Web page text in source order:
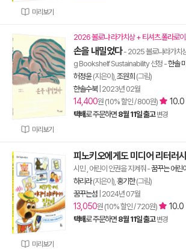
미리보기
미리보기
2026 볼로냐 라가치상 + 티셔츠.폴라로이
손을 내밀었다- 2025 볼로냐라가치
g Bookshelf Sustainability 선정 -한솔
허정윤(지은이), 조원희 (그림)
한솔수북| 2023년 02월
14,400원 (10% 할인 / 800원) 10.0
택배로 주문하면 8월 11일 출고 변경
미리보기
피노키오에게도 미디어 리터러
시민 , 어린이 인권을 지켜줘 -꿈꾸는 어린
하리라(지은이), 홍기한(그림)
꿈꾸는섬 2024년 07월
13,050원 (10% 할인 / 720원) 10.0
택배로 주문하면 8월 11일 출고 변경